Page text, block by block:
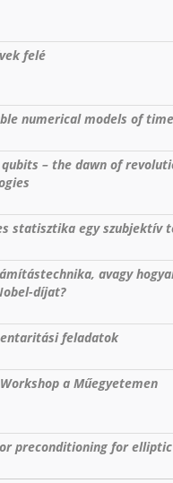
felé
numerical models of
– the dawn of
statisztika egy szubjektív
avagy
díjat?
feladatok
a Műegyetemen
preconditioning for